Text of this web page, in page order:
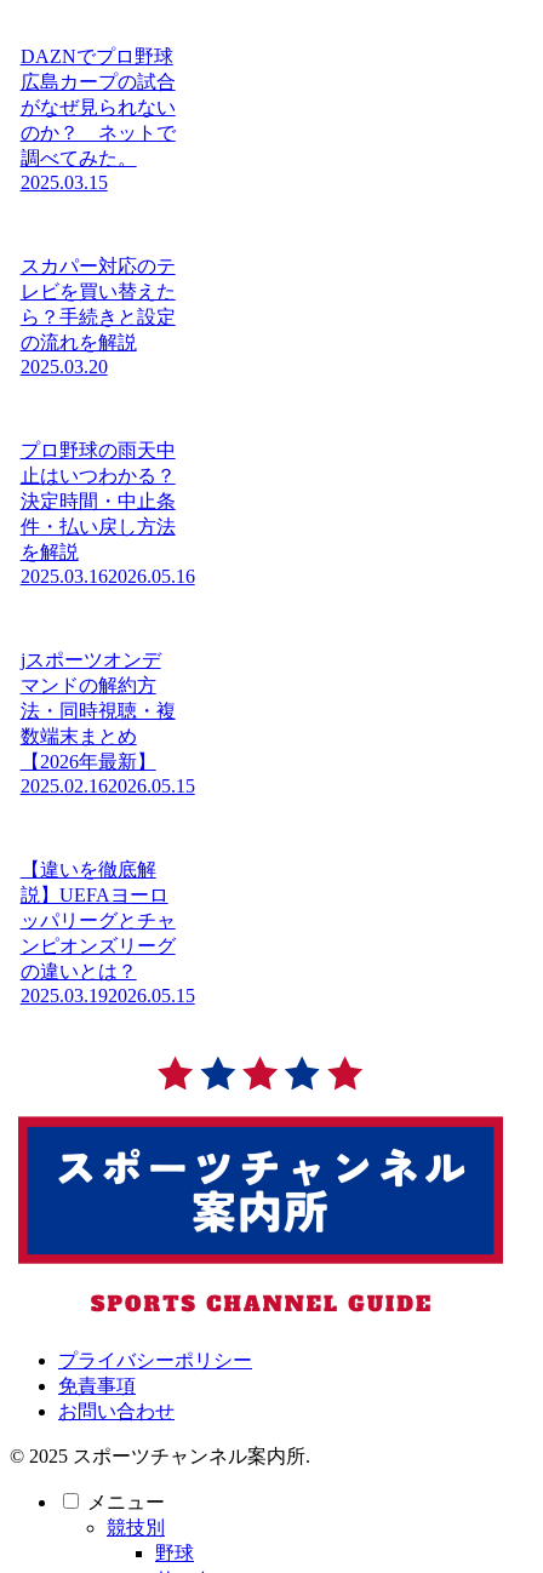
DAZNでプロ野球
広島カープの試合
がなぜ見られない
のか？ ネットで
調べてみた。
2025.03.15
スカパー対応のテ
レビを買い替えた
ら？手続きと設定
の流れを解説
2025.03.20
プロ野球の雨天中
止はいつわかる？
決定時間・中止条
件・払い戻し方法
を解説
2025.03.162026.05.16
jスポーツオンデ
マンドの解約方
法・同時視聴・複
数端末まとめ
【2026年最新】
2025.02.162026.05.15
【違いを徹底解
説】UEFAヨーロ
ッパリーグとチャ
ンピオンズリーグ
の違いとは？
2025.03.192026.05.15
プライバシーポリシー
免責事項
お問い合わせ
© 2025 スポーツチャンネル案内所.
メニュー
競技別
野球